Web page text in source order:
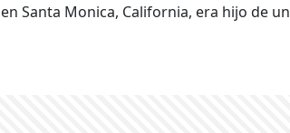
Santa Monica, California, era hijo de un